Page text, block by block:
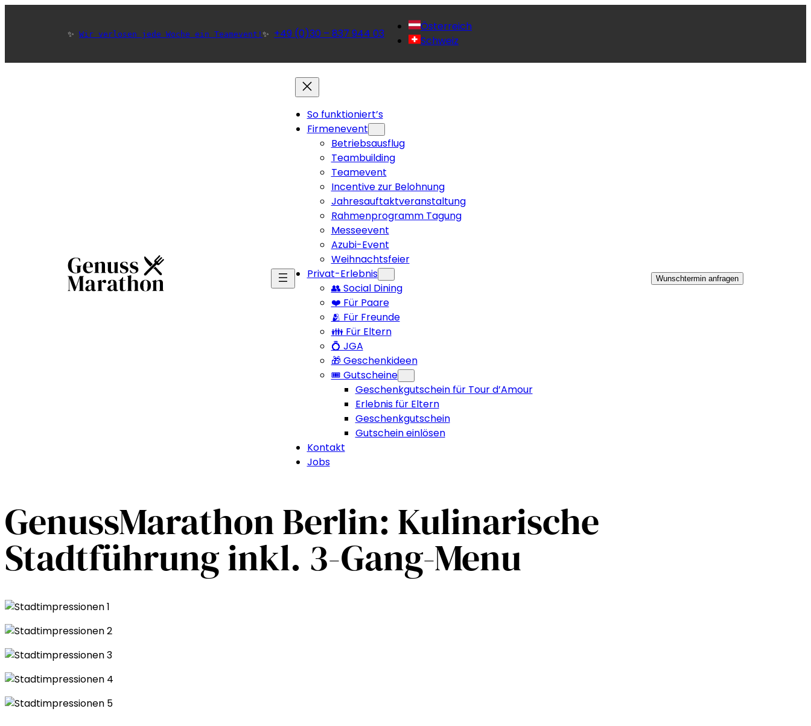
✨ Wir verlosen jede Woche ein Teamevent! ✨ +49 (0)30 – 837 944 03
Österreich
Schweiz
So funktioniert’s
Firmenevent
Betriebsausflug
Teambuilding
Teamevent
Incentive zur Belohnung
Jahresauftaktveranstaltung
Rahmenprogramm Tagung
Messeevent
Azubi-Event
Weihnachtsfeier
Privat-Erlebnis
👥 Social Dining
❤️ Für Paare
🫂 Für Freunde
👪 Für Eltern
💍 JGA
🎁 Geschenkideen
🎟️ Gutscheine
Geschenkgutschein für Tour d’Amour
Erlebnis für Eltern
Geschenkgutschein
Gutschein einlösen
Kontakt
Jobs
Wunschtermin anfragen
GenussMarathon Berlin: Kulinarische
Stadtführung inkl. 3-Gang-Menu